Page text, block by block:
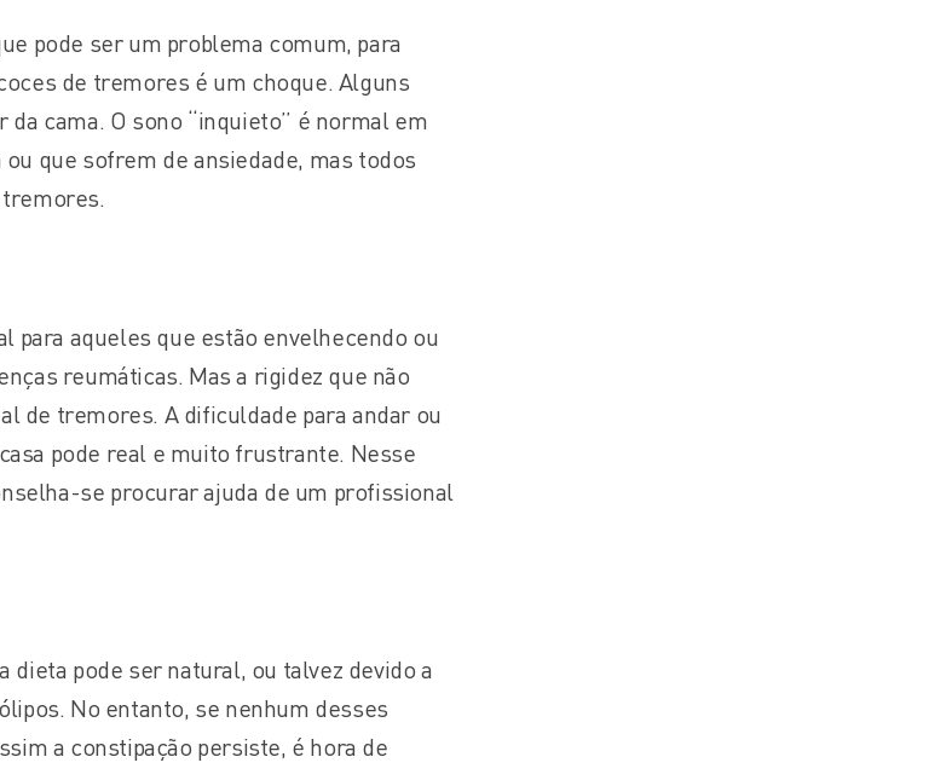
pode ser um problema comum, para
de tremores é um choque. Alguns
cama. O sono “inquieto” é normal em
que sofrem de ansiedade, mas todos
para aqueles que estão envelhecendo ou
reumáticas. Mas a rigidez que não
de tremores. A dificuldade para andar ou
pode real e muito frustrante. Nesse
se procurar ajuda de um profissional
dieta pode ser natural, ou talvez devido a
No entanto, se nenhum desses
a constipação persiste, é hora de